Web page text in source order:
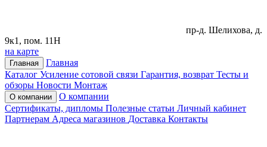
пр-д. Шелихова, д.
9к1, пом. 11Н
на карте
Главная
Главная
Каталог Усиление сотовой связи Гарантия, возврат Тесты и
обзоры Новости Монтаж
О компании
О компании
Сертификаты, дипломы Полезные статьи Личный кабинет
Партнерам Адреса магазинов Доставка Контакты